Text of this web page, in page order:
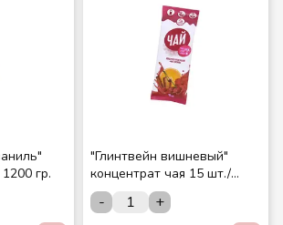
гр.
"Глинтвейн вишневый"
концентрат чая 15 шт./
шоубокс ТМ СМАКУЙТЕ
-
+